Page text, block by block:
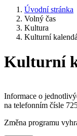
Úvodní stránka
Volný čas
Kultura
Kulturní
Kulturní
Informace o
na telefonním čísle
Změna programu